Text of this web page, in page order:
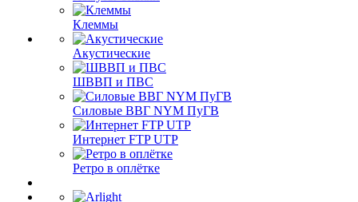
Клеммы
Акустические
ШВВП и ПВС
Силовые ВВГ NYM ПуГВ
Интернет FTP UTP
Ретро в оплётке